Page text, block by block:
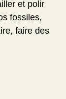
et polir
fossiles,
faire des